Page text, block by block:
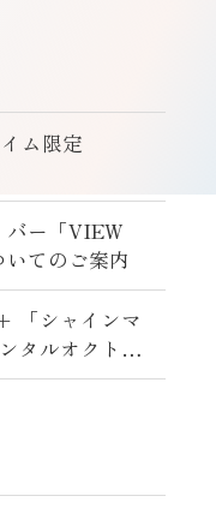
ム限定
バー「VIEW
てのご案内
「シャインマ
タルオクトー
月3日